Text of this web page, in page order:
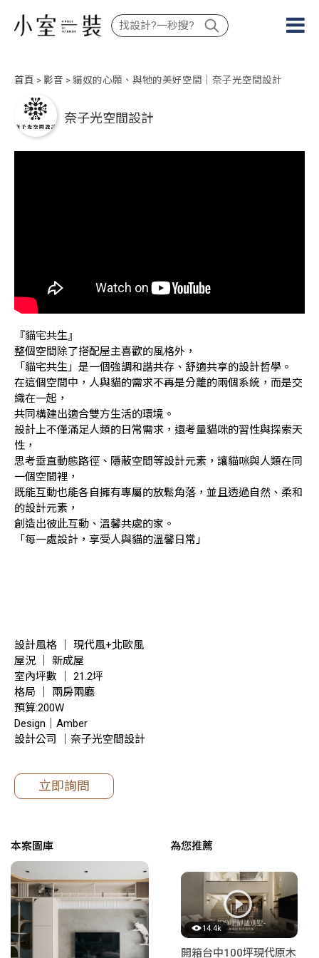
首頁 > 影音 > 貓奴的心願、與牠的美好空間｜奈子光空間設計
奈子光空間設計
『貓宅共生』
整個空間除了搭配屋主喜歡的風格外，
「貓宅共生」是一個強調和諧共存、舒適共享的設計哲學。
在這個空間中，人與貓的需求不再是分離的兩個系統，而是交
織在一起，
共同構建出適合雙方生活的環境。
設計上不僅滿足人類的日常需求，還考量貓咪的習性與探索天
性，
思考垂直動態路徑、隱蔽空間等設計元素，讓貓咪與人類在同
一個空間裡，
既能互動也能各自擁有專屬的放鬆角落，並且透過自然、柔和
的設計元素，
創造出彼此互動、溫馨共處的家。
「每一處設計，享受人與貓的溫馨日常」
設計風格 ｜ 現代風+北歐風
屋況 ｜ 新成屋
室內坪數 ｜ 21.2坪
格局 ｜ 兩房兩廳
預算:200W
Design｜Amber
設計公司 ｜奈子光空間設計
立即詢問
本案圖庫 為您推薦
14.4k
開箱台中100坪現代原木